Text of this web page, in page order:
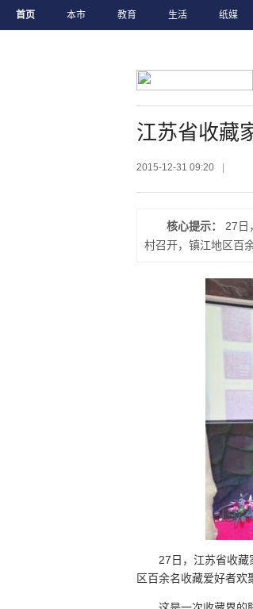
首页 本市 教育 生活 纸媒
江苏省收藏
2015-12-31 09:20
核心提示：
27日
村召开，镇江地区百
27日，江苏省收
区百余名收藏爱好者欢